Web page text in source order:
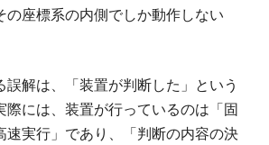
の座標系の内側でしか動作しない
誤解は、「装置が判断した」という
際には、装置が行っているのは「固
速実行」であり、「判断の内容の決